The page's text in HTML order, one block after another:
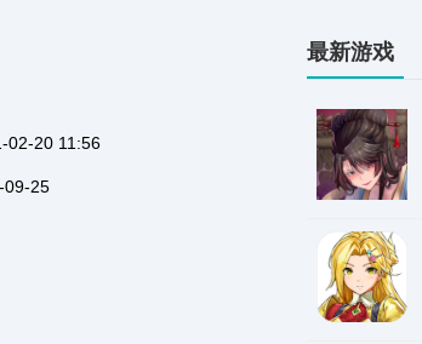
02-20 11:56
09-25
最新游戏